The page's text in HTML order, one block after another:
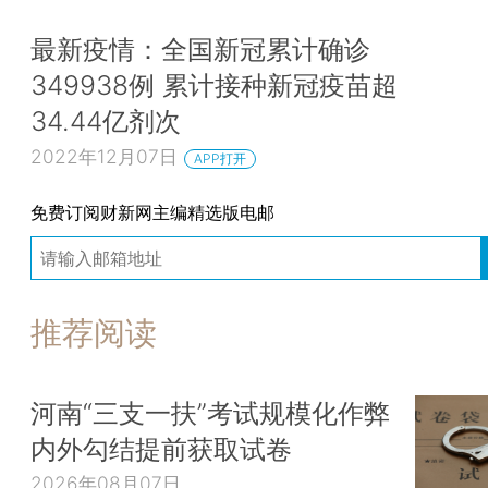
最新疫情：全国新冠累计确诊
349938例 累计接种新冠疫苗超
34.44亿剂次
2022年12月07日 APP打开
免费订阅财新网主编精选版电邮
推荐阅读
河南“三支一扶”考试规模化作弊
内外勾结提前获取试卷
2026年08月07日